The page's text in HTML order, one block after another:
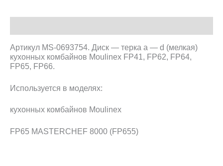
Артикул MS-0693754. Диск — терка a — d (мелкая)
кухонных комбайнов Moulinex FP41, FP62, FP64,
FP65, FP66.
Используется в моделях:
кухонных комбайнов Moulinex
FP65 MASTERCHEF 8000 (FP655)